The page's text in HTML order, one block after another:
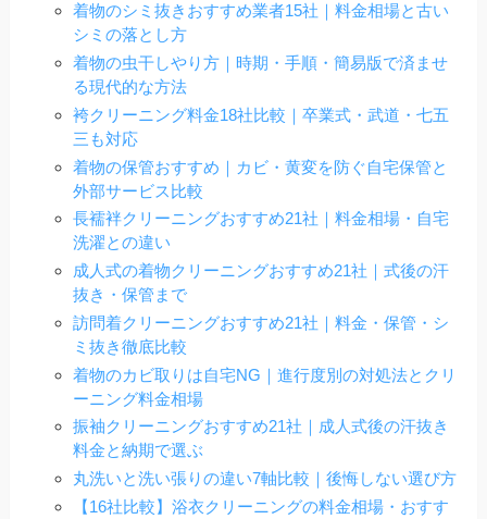
着物のシミ抜きおすすめ業者15社｜料金相場と古い
シミの落とし方
着物の虫干しやり方｜時期・手順・簡易版で済ませ
る現代的な方法
袴クリーニング料金18社比較｜卒業式・武道・七五
三も対応
着物の保管おすすめ｜カビ・黄変を防ぐ自宅保管と
外部サービス比較
長襦袢クリーニングおすすめ21社｜料金相場・自宅
洗濯との違い
成人式の着物クリーニングおすすめ21社｜式後の汗
抜き・保管まで
訪問着クリーニングおすすめ21社｜料金・保管・シ
ミ抜き徹底比較
着物のカビ取りは自宅NG｜進行度別の対処法とクリ
ーニング料金相場
振袖クリーニングおすすめ21社｜成人式後の汗抜き
料金と納期で選ぶ
丸洗いと洗い張りの違い7軸比較｜後悔しない選び方
【16社比較】浴衣クリーニングの料金相場・おすす